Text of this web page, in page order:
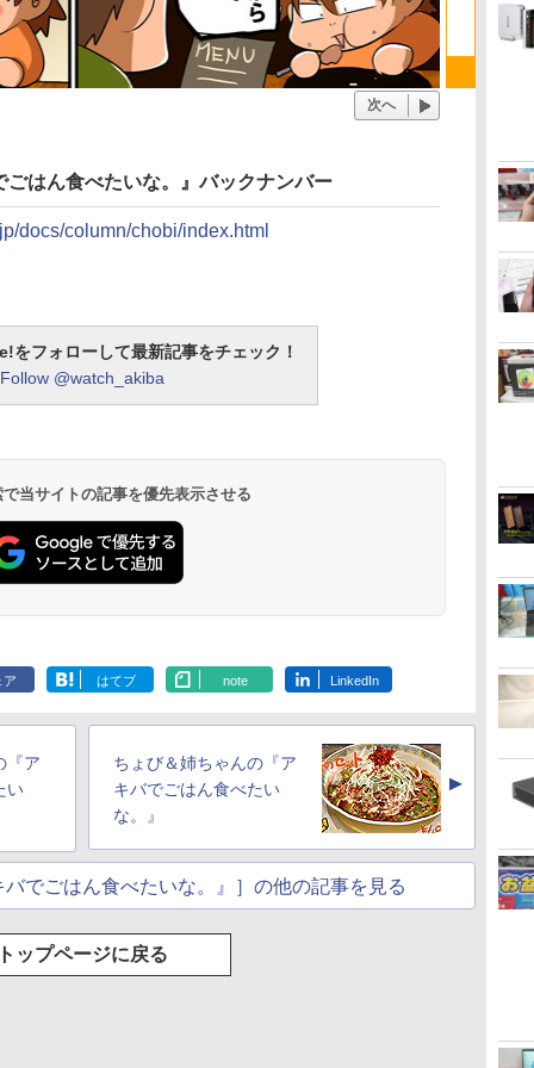
次へ
はん食べたいな。』バックナンバー
docs/column/chobi/index.html
フォローして最新記事をチェック！
Follow @watch_akiba
当サイトの記事を優先表示させる
ア はてブ note LinkedIn
『ア
い
ちょび＆姉ちゃんの『ア
キバでごはん食べたい
な。』
▲
でごはん食べたいな。』］の他の記事を見る
ップページに戻る